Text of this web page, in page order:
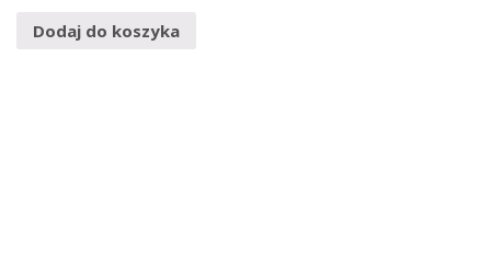
Dodaj do koszyka